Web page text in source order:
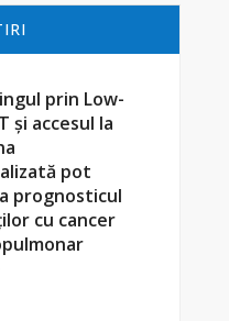
prin Low-
și accesul la
pot
prognosticul
cu cancer